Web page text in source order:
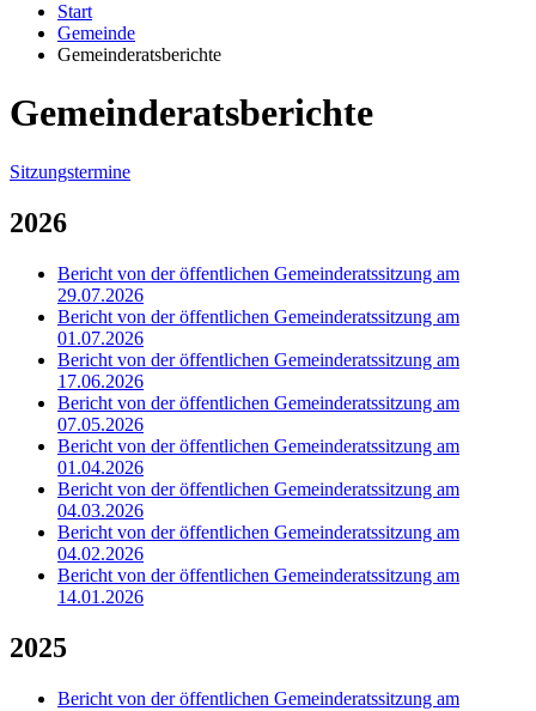
Start
Gemeinde
Gemeinderatsberichte
Gemeinderatsberichte
Sitzungstermine
2026
Bericht von der öffentlichen Gemeinderatssitzung am
29.07.2026
Bericht von der öffentlichen Gemeinderatssitzung am
01.07.2026
Bericht von der öffentlichen Gemeinderatssitzung am
17.06.2026
Bericht von der öffentlichen Gemeinderatssitzung am
07.05.2026
Bericht von der öffentlichen Gemeinderatssitzung am
01.04.2026
Bericht von der öffentlichen Gemeinderatssitzung am
04.03.2026
Bericht von der öffentlichen Gemeinderatssitzung am
04.02.2026
Bericht von der öffentlichen Gemeinderatssitzung am
14.01.2026
2025
Bericht von der öffentlichen Gemeinderatssitzung am